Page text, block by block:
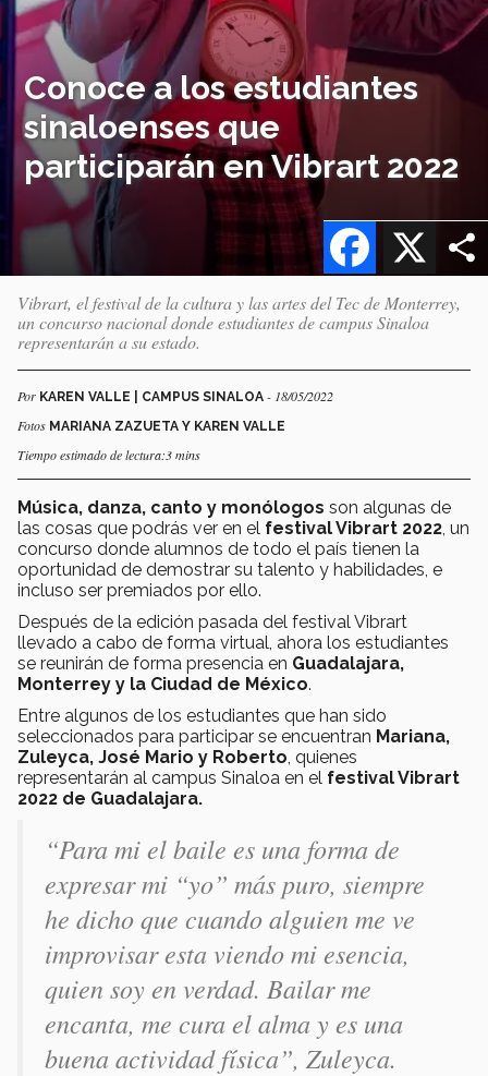
Conoce a los estudiantes
sinaloenses que
participarán en Vibrart 2022
X
Facebook
Vibrart, el festival de la cultura y las artes del Tec de Monterrey,
un concurso nacional donde estudiantes de campus Sinaloa
representarán a su estado.
Por KAREN VALLE | CAMPUS SINALOA - 18/05/2022
Fotos MARIANA ZAZUETA Y KAREN VALLE
Tiempo estimado de lectura:3 mins
Música, danza, canto y monólogos son algunas de
las cosas que podrás ver en el festival Vibrart 2022 , un
concurso donde alumnos de todo el país tienen la
oportunidad de demostrar su talento y habilidades, e
incluso ser premiados por ello.
Después de la edición pasada del festival Vibrart
llevado a cabo de forma virtual, ahora los estudiantes
se reunirán de forma presencia en Guadalajara,
Monterrey y la Ciudad de México.
Entre algunos de los estudiantes que han sido
seleccionados para participar se encuentran Mariana,
Zuleyca, José Mario y Roberto , quienes
representarán al campus Sinaloa en el festival Vibrart
2022 de Guadalajara.
“Para mi el baile es una forma de
expresar mi “yo” más puro, siempre
he dicho que cuando alguien me ve
improvisar esta viendo mi esencia,
quien soy en verdad. Bailar me
encanta, me cura el alma y es una
buena actividad física”, Zuleyca.